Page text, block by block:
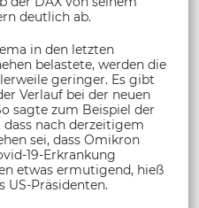
deutlich ab.
in den letzten
belastete, werden die
geringer. Es gibt
Verlauf bei der neuen
sagte zum Beispiel der
dass nach derzeitigem
sei, dass Omikron
19-Erkrankung
etwas ermutigend, hieß
US-Präsidenten.